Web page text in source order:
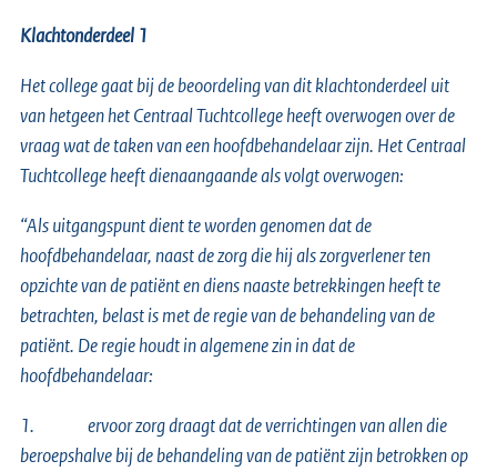
Klachtonderdeel 1
Het college gaat bij de beoordeling van dit klachtonderdeel uit
van hetgeen het Centraal Tuchtcollege heeft overwogen over de
vraag wat de taken van een hoofdbehandelaar zijn. Het Centraal
Tuchtcollege heeft dienaangaande als volgt overwogen:
“Als uitgangspunt dient te worden genomen dat de
hoofdbehandelaar, naast de zorg die hij als zorgverlener ten
opzichte van de patiënt en diens naaste betrekkingen heeft te
betrachten, belast is met de regie van de behandeling van de
patiënt. De regie houdt in algemene zin in dat de
hoofdbehandelaar:
1. ervoor zorg draagt dat de verrichtingen van allen die
beroepshalve bij de behandeling van de patiënt zijn betrokken op